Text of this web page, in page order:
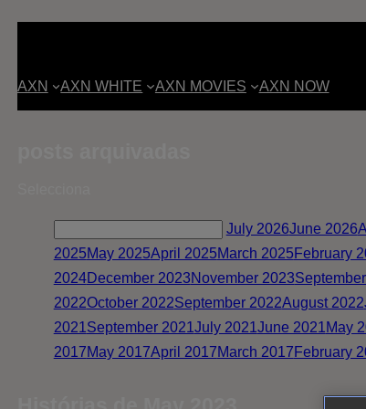
AXN AXN WHITE AXN MOVIES AXN NOW
July 2026June 2026
2025May 2025April 2025March 2025 February
2024December 2023November 2023
2022October 2022September 2022August 2022
2021September 2021July 2021June 2021May
2017May 2017April 2017March 2017 February